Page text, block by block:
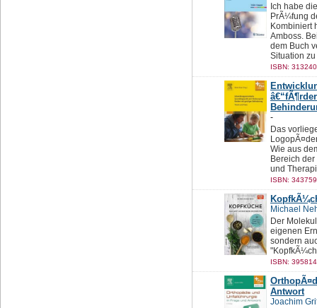
Ich habe
PrÃ¼fung
Kombiniert
Amboss.
dem Buch
Situation
ISBN:
-
Das
Wie aus
Bereich
und
ISBN:
Michael
Der
eigenen
sondern
ISBN:
Antwort
Joachim